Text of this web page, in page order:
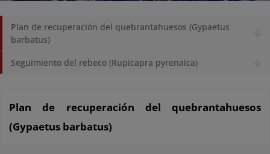
Plan de recuperación del quebrantahuesos (Gypaetus
barbatus)
Seguimiento del rebeco (Rupicapra pyrenaica)
Plan de recuperación del quebrantahuesos
(Gypaetus barbatus)